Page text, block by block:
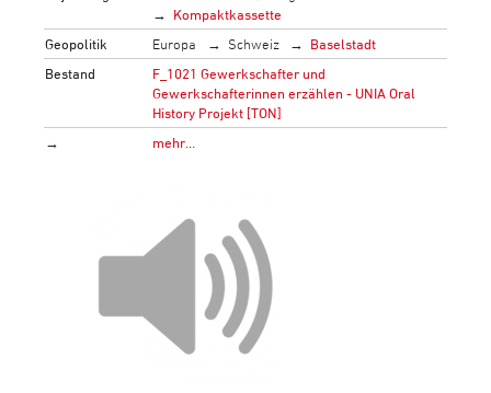
Kompaktkassette
Geopolitik
Europa Schweiz
Baselstadt
Bestand
F_1021 Gewerkschafter und
Gewerkschafterinnen erzählen - UNIA Oral
History Projekt [TON]
→
mehr…